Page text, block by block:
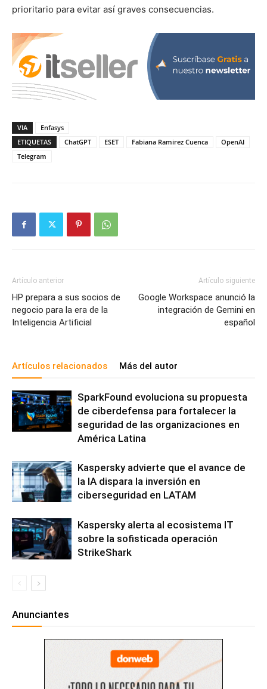
prioritario para evitar así graves consecuencias.
VIA
Enfasys
ETIQUETAS
ChatGPT ESET Fabiana Ramirez Cuenca
OpenAI
Telegram
Artículo anterior
HP prepara a sus socios de
negocio para la era de la
Inteligencia Artificial
Artículo siguiente
Google Workspace anunció la
integración de Gemini en
español
Artículos relacionados Más del autor
SparkFound evoluciona su propuesta
de ciberdefensa para fortalecer la
seguridad de las organizaciones en
América Latina
Kaspersky advierte que el avance de
la IA dispara la inversión en
ciberseguridad en LATAM
Kaspersky alerta al ecosistema IT
sobre la sofisticada operación
StrikeShark
Anunciantes